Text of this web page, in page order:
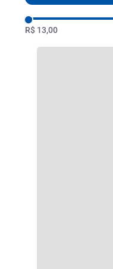
R$ 13,00